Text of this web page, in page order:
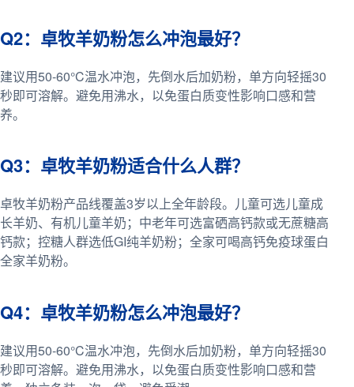
Q2：卓牧羊奶粉怎么冲泡最好？
建议用50-60°C温水冲泡，先倒水后加奶粉，单方向轻摇30
秒即可溶解。避免用沸水，以免蛋白质变性影响口感和营
养。
Q3：卓牧羊奶粉适合什么人群？
卓牧羊奶粉产品线覆盖3岁以上全年龄段。儿童可选儿童成
长羊奶、有机儿童羊奶；中老年可选富硒高钙款或无蔗糖高
钙款；控糖人群选低GI纯羊奶粉；全家可喝高钙免疫球蛋白
全家羊奶粉。
Q4：卓牧羊奶粉怎么冲泡最好？
建议用50-60°C温水冲泡，先倒水后加奶粉，单方向轻摇30
秒即可溶解。避免用沸水，以免蛋白质变性影响口感和营